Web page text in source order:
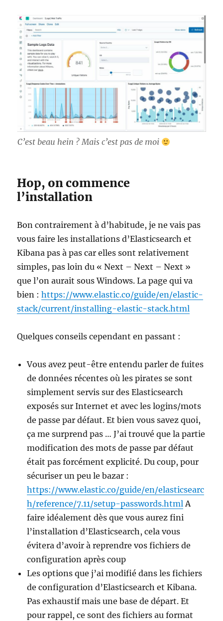
C’est beau hein ? Mais c’est pas de moi
Hop, on commence
l’installation
Bon contrairement à d’habitude, je ne vais pas
vous faire les installations d’Elasticsearch et
Kibana pas à pas car elles sont relativement
simples, pas loin du « Next – Next – Next »
que l’on aurait sous Windows. La page qui va
bien :https://www.elastic.co/guide/en/elastic-
stack/current/installing-elastic-stack.html
Quelques conseils cependant en passant :
Vous avez peut-être entendu parler de fuites
de données récentes où les pirates se sont
simplement servis sur des Elasticsearch
exposés sur Internet et avec les logins/mots
de passe par défaut. Et bien vous savez quoi,
ça me surprend pas … J’ai trouvé que la partie
modification des mots de passe par défaut
était pas forcément explicité. Du coup, pour
sécuriser un peu le bazar :
https://www.elastic.co/guide/en/elasticsearc
h/reference/7.11/setup-passwords.htmlA
faire idéalement dès que vous aurez fini
l’installation d’Elasticsearch, cela vous
évitera d’avoir à reprendre vos fichiers de
configuration après coup
Les options que j’ai modifié dans les fichiers
de configuration d’Elasticsearch et Kibana.
Pas exhaustif mais une base de départ. Et
pour rappel, ce sont des fichiers au format